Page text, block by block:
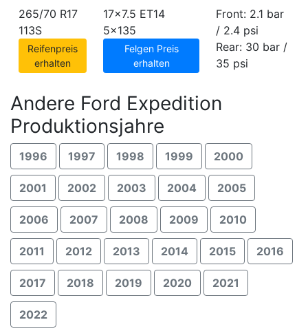
265/70 R17
113S
Reifenpreis
erhalten
17x7.5 ET14
5x135
Felgen Preis
erhalten
Front: 2.1 bar
/ 2.4 psi
Rear: 30 bar /
35 psi
Andere Ford Expedition
Produktionsjahre
1996 1997 1998 1999 2000
2001 2002 2003 2004 2005
2006 2007 2008 2009 2010
2011 2012 2013 2014 2015 2016
2017 2018 2019 2020 2021
2022